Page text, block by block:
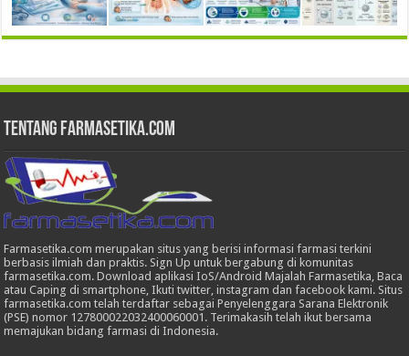
Tentang Farmasetika.com
Farmasetika.com merupakan situs yang berisi informasi farmasi terkini
berbasis ilmiah dan praktis. Sign Up untuk bergabung di komunitas
farmasetika.com. Download aplikasi IoS/Android Majalah Farmasetika, Baca
atau Caping di smartphone, Ikuti twitter, instagram dan facebook kami. Situs
farmasetika.com telah terdaftar sebagai Penyelenggara Sarana Elektronik
(PSE) nomor 127800022032400060001. Terimakasih telah ikut bersama
memajukan bidang farmasi di Indonesia.